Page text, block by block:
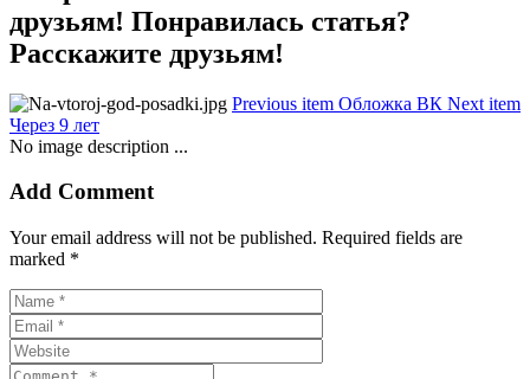
друзьям! Понравилась статья?
Расскажите друзьям!
Previous item Обложка ВК Next item
Через 9 лет
No image description ...
Add Comment
Your email address will not be published. Required fields are
marked *